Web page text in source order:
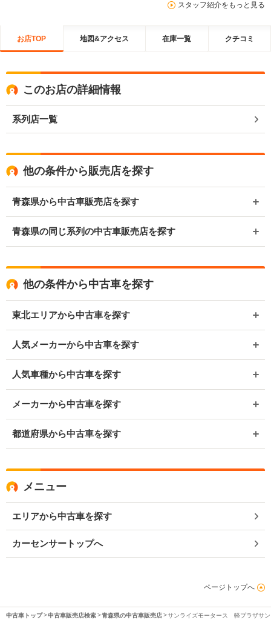
スタッフ紹介をもっと見る
お店TOP 地図&アクセス 在庫一覧 クチコミ
このお店の詳細情報
系列店一覧
他の条件から販売店を探す
青森県から中古車販売店を探す
青森県の同じ系列の中古車販売店を探す
他の条件から中古車を探す
東北エリアから中古車を探す
人気メーカーから中古車を探す
人気車種から中古車を探す
メーカーから中古車を探す
都道府県から中古車を探す
メニュー
エリアから中古車を探す
カーセンサートップへ
ページトップへ
中古車トップ 中古車販売店検索 青森県の中古車販売店 サンライズモータース 軽プラザサ